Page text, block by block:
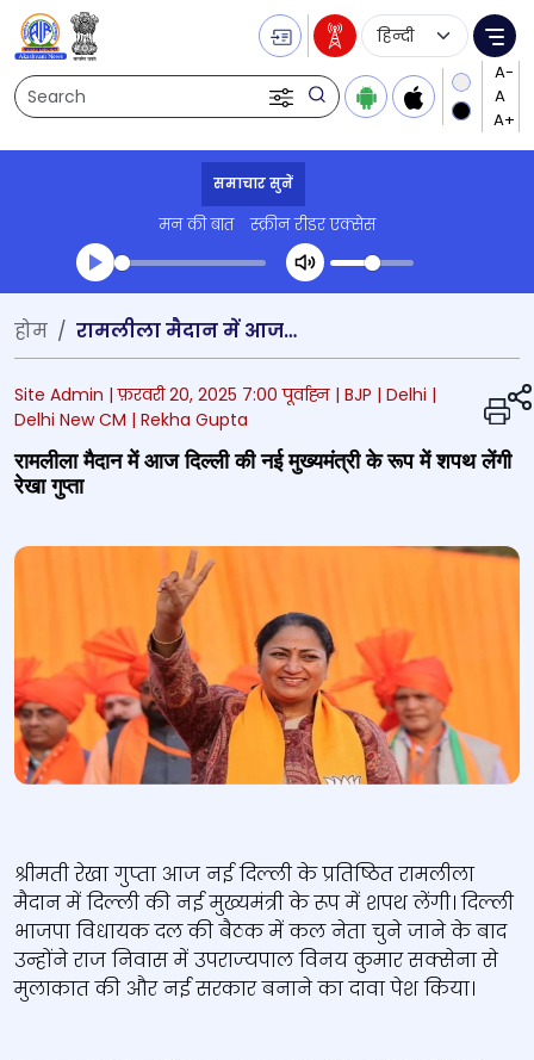
Search
Language
समाचार सुनें
मन की बात स्क्रीन रीडर एक्सेस
Transcript summary
प्ले ऑडियो
होम रामलीला मैदान में आज दिल्ली की नई मुख्यमंत्री के रूप में शपथ लेंगी रेखा गुप्ता
Site Admin |फ़रवरी 20, 2025 7:00 पूर्वाह्न | BJP | Delhi |
Delhi New CM | Rekha Gupta
रामलीला मैदान में आज दिल्ली की नई मुख्यमंत्री के रूप में शपथ लेंगी
रेखा गुप्ता
श्रीमती रेखा गुप्ता आज नई दिल्ली के प्रतिष्ठित रामलीला
मैदान में दिल्ली की नई मुख्यमंत्री के रूप में शपथ लेंगी। दिल्ली
भाजपा विधायक दल की बैठक में कल नेता चुने जाने के बाद
उन्होंने राज निवास में उपराज्यपाल विनय कुमार सक्सेना से
मुलाकात की और नई सरकार बनाने का दावा पेश किया।